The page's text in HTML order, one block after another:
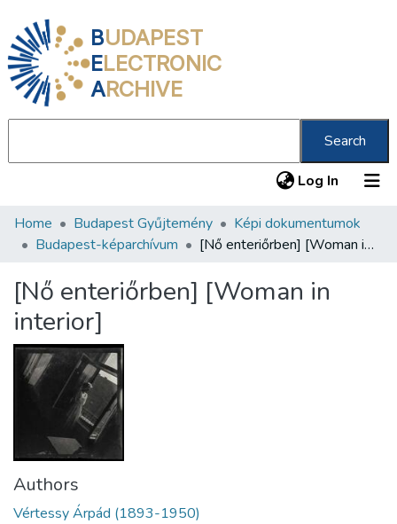
BUDAPEST
ELECTRONIC
ARCHIVE
Search
Log In (current)
Communities & Collections
Statistics
About us
Home Budapest Gyűjtemény
Képi dokumentumok
Budapest-képarchívum
[Nő enteriőrben] [Woman in interior]
[Nő enteriőrben] [Woman in
interior]
Authors
Vértessy Árpád (1893-1950)